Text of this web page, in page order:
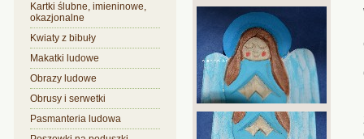
Kartki ślubne, imieninowe,
okazjonalne
Kwiaty z bibuły
Makatki ludowe
Obrazy ludowe
Obrusy i serwetki
Pasmanteria ludowa